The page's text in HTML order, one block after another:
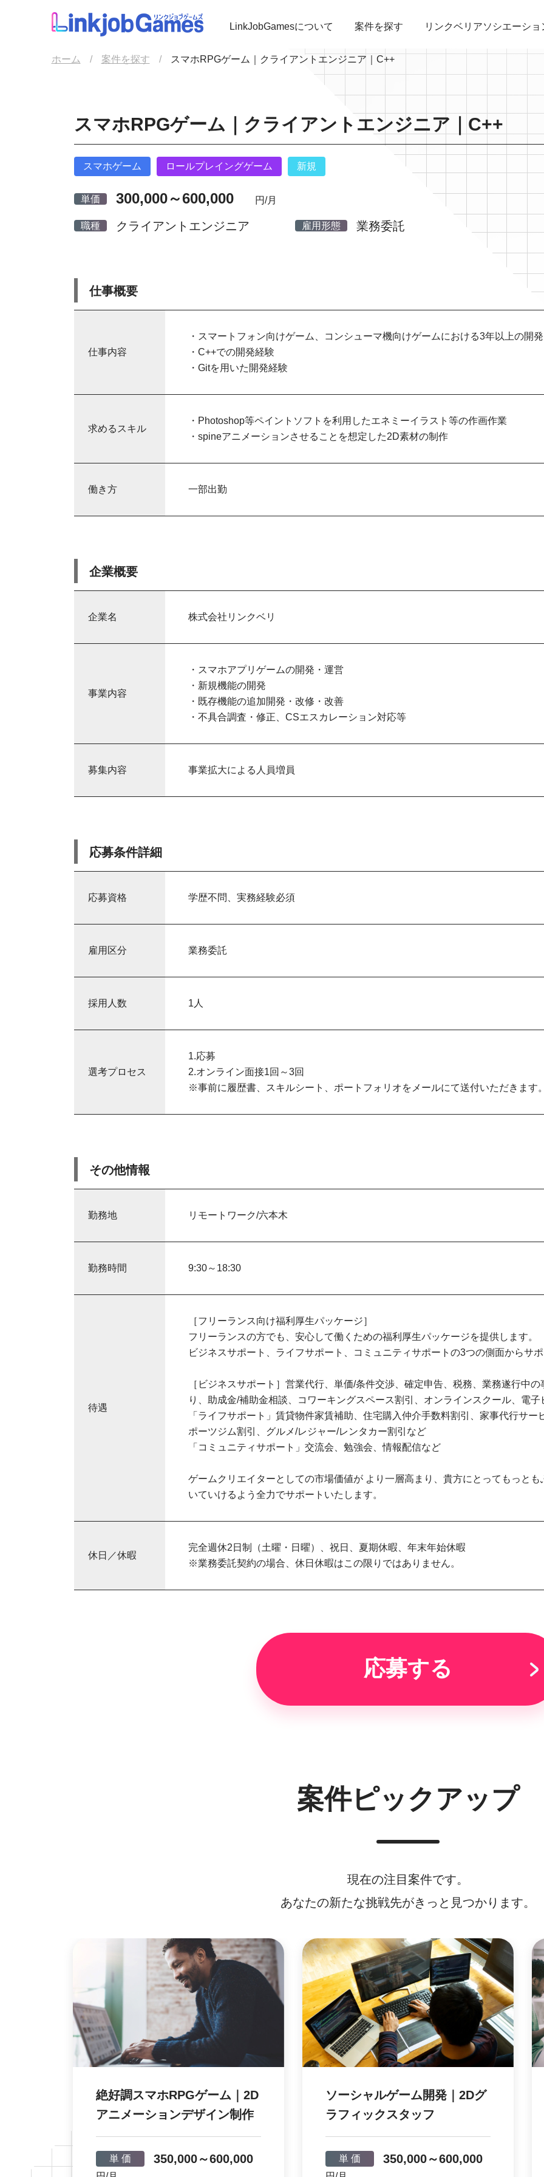
LinkJobGamesについて 案件を探す リンクベリアソシエーショ
ホーム 案件を探す スマホRPGゲーム｜クライアントエンジニア｜C++
スマホRPGゲーム｜クライアントエンジニア｜C++
スマホゲーム ロールプレイングゲーム 新規
単価 300,000～600,000 円/月
職種 クライアントエンジニア 雇用形態 業務委託
仕事概要
仕事内容
・スマートフォン向けゲーム、コンシューマ機向けゲームにおける3年以上の開
・C++での開発経験
・Gitを用いた開発経験
求めるスキル
・Photoshop等ペイントソフトを利用したエネミーイラスト等の作画作業
・spineアニメーションさせることを想定した2D素材の制作
働き方 一部出勤
企業概要
企業名 株式会社リンクベリ
事業内容
・スマホアプリゲームの開発・運営
・新規機能の開発
・既存機能の追加開発・改修・改善
・不具合調査・修正、CSエスカレーション対応等
募集内容 事業拡大による人員増員
応募条件詳細
応募資格 学歴不問、実務経験必須
雇用区分 業務委託
採用人数 1人
選考プロセス
1.応募
2.オンライン面接1回～3回
※事前に履歴書、スキルシート、ポートフォリオをメールにて送付いただきます。
その他情報
勤務地 リモートワーク/六本木
勤務時間 9:30～18:30
待遇
［フリーランス向け福利厚生パッケージ］
フリーランスの方でも、安心して働くための福利厚生パッケージを提供します。
ビジネスサポート、ライフサポート、コミュニティサポートの3つの側面からサポ
［ビジネスサポート］営業代行、単価/条件交渉、確定申告、税務、業務遂行中
り、助成金/補助金相談、コワーキングスペース割引、オンラインスクール、電
「ライフサポート」賃貸物件家賃補助、住宅購入仲介手数料割引、家事代行サ
ポーツジム割引、グルメ/レジャー/レンタカー割引など
「コミュニティサポート」交流会、勉強会、情報配信など
ゲームクリエイターとしての市場価値が より一層高まり、貴方にとってもっと
いていけるよう全力でサポートいたします。
休日／休暇
完全週休2日制（土曜・日曜）、祝日、夏期休暇、年末年始休暇
※業務委託契約の場合、休日休暇はこの限りではありません。
応募する
案件ピックアップ
現在の注目案件です。
あなたの新たな挑戦先がきっと見つかります。
絶好調スマホRPGゲーム｜2D
アニメーションデザイン制作
単 価 350,000～600,000
ソーシャルゲーム開発｜2Dグ
ラフィックスタッフ
単 価 350,000～600,000